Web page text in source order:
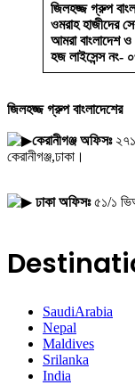
জিলহজ্জ গ্রুপ
ওমরাহ হাজীদের
আমরা বাংলাদেশ ও
হজ লাইসেন্স নং-
জিলহজ্জ গ্রুপ বাংলাদেশের
কেরানীগঞ্জ অফিসঃ২৭১
কেরানীগঞ্জ,ঢাকা।
ঢাকা অফিসঃ৫১/১
SaudiArabia
Nepal
Maldives
Srilanka
India